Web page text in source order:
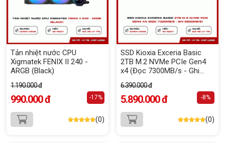
Tản nhiệt nước CPU
Xigmatek FENIX II 240 -
ARGB (Black)
1.190.000 đ
990.000 đ -17%
(0)
SSD Kioxia Exceria Basic
2TB M.2 NVMe PCIe Gen4
x4 (Đọc 7300MB/s - Ghi
6.390.000 đ
5.890.000 đ -8%
(0)